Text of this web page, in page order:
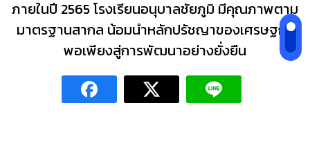
ภายในปี 2565 โรงเรียนอนุบาลชัยภูมิ มีคุณภาพตาม
มาตรฐานสากล น้อมนำหลักปรัชญาของเศรษฐกิจ
พอเพียงสู่การพัฒนาอย่างยั่งยืน